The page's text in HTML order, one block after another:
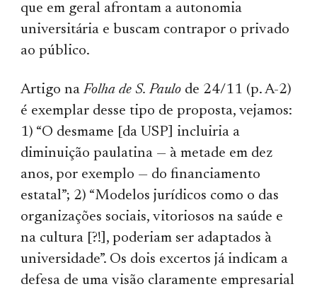
que em geral afrontam a autonomia
universitária e buscam contrapor o privado
ao público.
Artigo naFolha de S. Paulo de 24/11 (p. A-2)
é exemplar desse tipo de proposta, vejamos:
1) “O desmame [da USP] incluiria a
diminuição paulatina — à metade em dez
anos, por exemplo — do financiamento
estatal”; 2) “Modelos jurídicos como o das
organiza­ções sociais, vitoriosos na saúde e
na cultura [?!], poderiam ser adaptados à
universidade”. Os dois excertos já indicam a
defesa de uma visão claramente empresarial